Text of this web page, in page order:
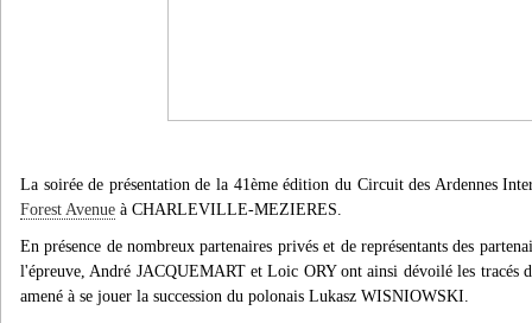
La soirée de présentation de la 41ème édition du Circuit des Ardennes
Forest Avenue à CHARLEVILLE-MEZIERES.
En présence de nombreux partenaires privés et de représentants des
l'épreuve, André JACQUEMART et Loic ORY ont ainsi dévoilé les tracés
amené à se jouer la succession du polonais Lukasz WISNIOWSKI.